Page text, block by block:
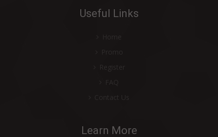
HDI PURE FTEC-1Useful Links
Contact Us
Learn More